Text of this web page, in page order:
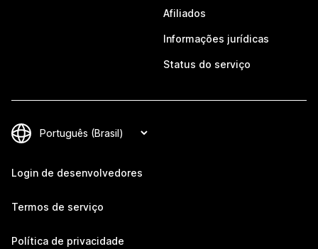
Afiliados
Informações jurídicas
Status do serviço
Login de desenvolvedores
Termos de serviço
Política de privacidade